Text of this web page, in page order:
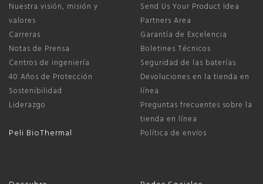
Nuestra visión, misión y
valores
Carreras
Notas de Prensa
Centros de ingeniería
40 Años de Protección
Sostenibilidad
Liderazgo
Peli BioThermal
Send Us Your Product Idea
Partners Area
Garantía de Excelencia
Boletines Técnicos
Seguridad de las baterías
Devoluciones en la tienda en
línea
Preguntas frecuentes sobre la
tienda en línea
Política de envíos